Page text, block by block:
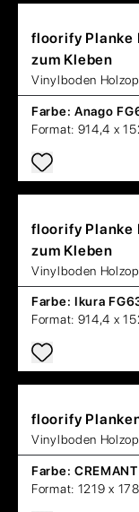
floorify Planke
zum Kleben
Vinylboden
Farbe: Anago
Format: 914,4 x
floorify Planke
zum Kleben
Vinylboden
Farbe: Ikura
Format: 914,4 x
floorify
Vinylboden
Farbe:
Format: 1219 x